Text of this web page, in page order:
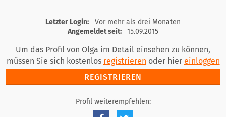
registrieren
einloggen
Letzter Login:
Vor mehr als drei Monaten
Angemeldet seit:
15.09.2015
Um das Profil von Olga im Detail einsehen zu können,
müssen Sie sich kostenlos registrieren oder hier einloggen
REGISTRIEREN
Profil weiterempfehlen: